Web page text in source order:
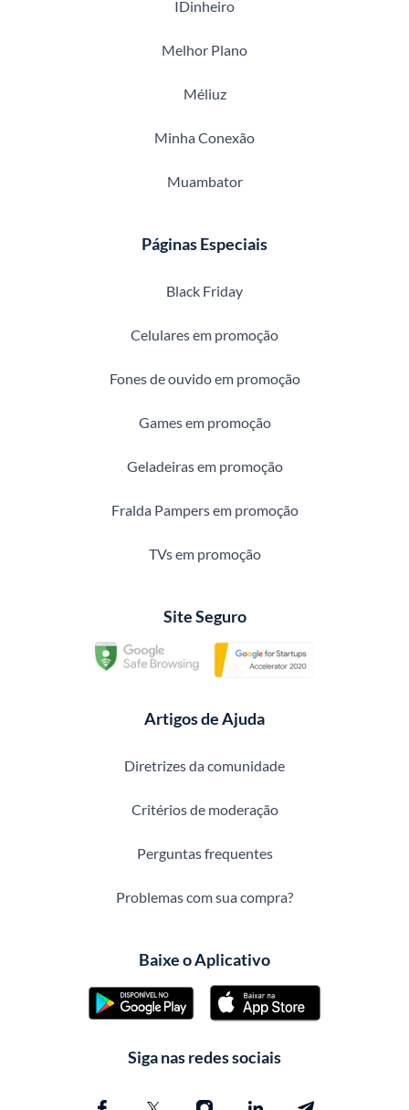
IDinheiro
Melhor Plano
Méliuz
Minha Conexão
Muambator
Páginas Especiais
Black Friday
Celulares em promoção
Fones de ouvido em promoção
Games em promoção
Geladeiras em promoção
Fralda Pampers em promoção
TVs em promoção
Site Seguro
Artigos de Ajuda
Diretrizes da comunidade
Critérios de moderação
Perguntas frequentes
Problemas com sua compra?
Baixe o Aplicativo
Siga nas redes sociais